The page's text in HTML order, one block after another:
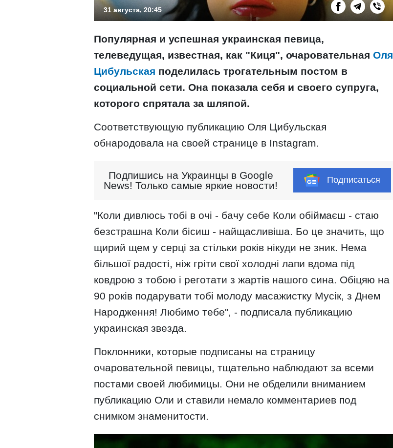
31 августа, 20:45
Популярная и успешная украинская певица,
телеведущая, известная, как "Киця", очаровательная Оля
Цибульская поделилась трогательным постом в
социальной сети. Она показала себя и своего супруга,
которого спрятала за шляпой.
Соответствующую публикацию Оля Цибульская
обнародовала на своей странице в Instagram.
Подпишись на Украинцы в Google
News! Только самые яркие новости!
Подписаться
"Коли дивлюсь тобі в очі - бачу себе Коли обіймаєш - стаю
безстрашна Коли бісиш - найщасливіша. Бо це значить, що
щирий щем у серці за стільки років нікуди не зник. Нема
більшої радості, ніж гріти свої холодні лапи вдома під
ковдрою з тобою і реготати з жартів нашого сина. Обіцяю на
90 років подарувати тобі молоду масажистку Мусік, з Днем
Народження! Любимо тебе", - подписала публикацию
украинская звезда.
Поклонники, которые подписаны на страницу
очаровательной певицы, тщательно наблюдают за всеми
постами своей любимицы. Они не обделили вниманием
публикацию Оли и ставили немало комментариев под
снимком знаменитости.